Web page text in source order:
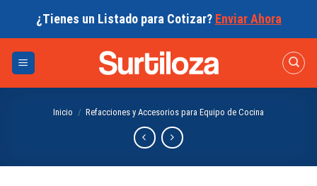
¿Tienes un Listado para Cotizar? Enviar Ahora
Inicio / Refacciones y Accesorios para Equipo de Cocina